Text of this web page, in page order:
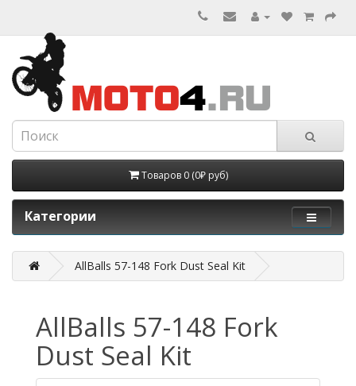
Товаров 0 (0₽ руб)
Категории
AllBalls 57-148 Fork Dust Seal Kit
AllBalls 57-148 Fork
Dust Seal Kit